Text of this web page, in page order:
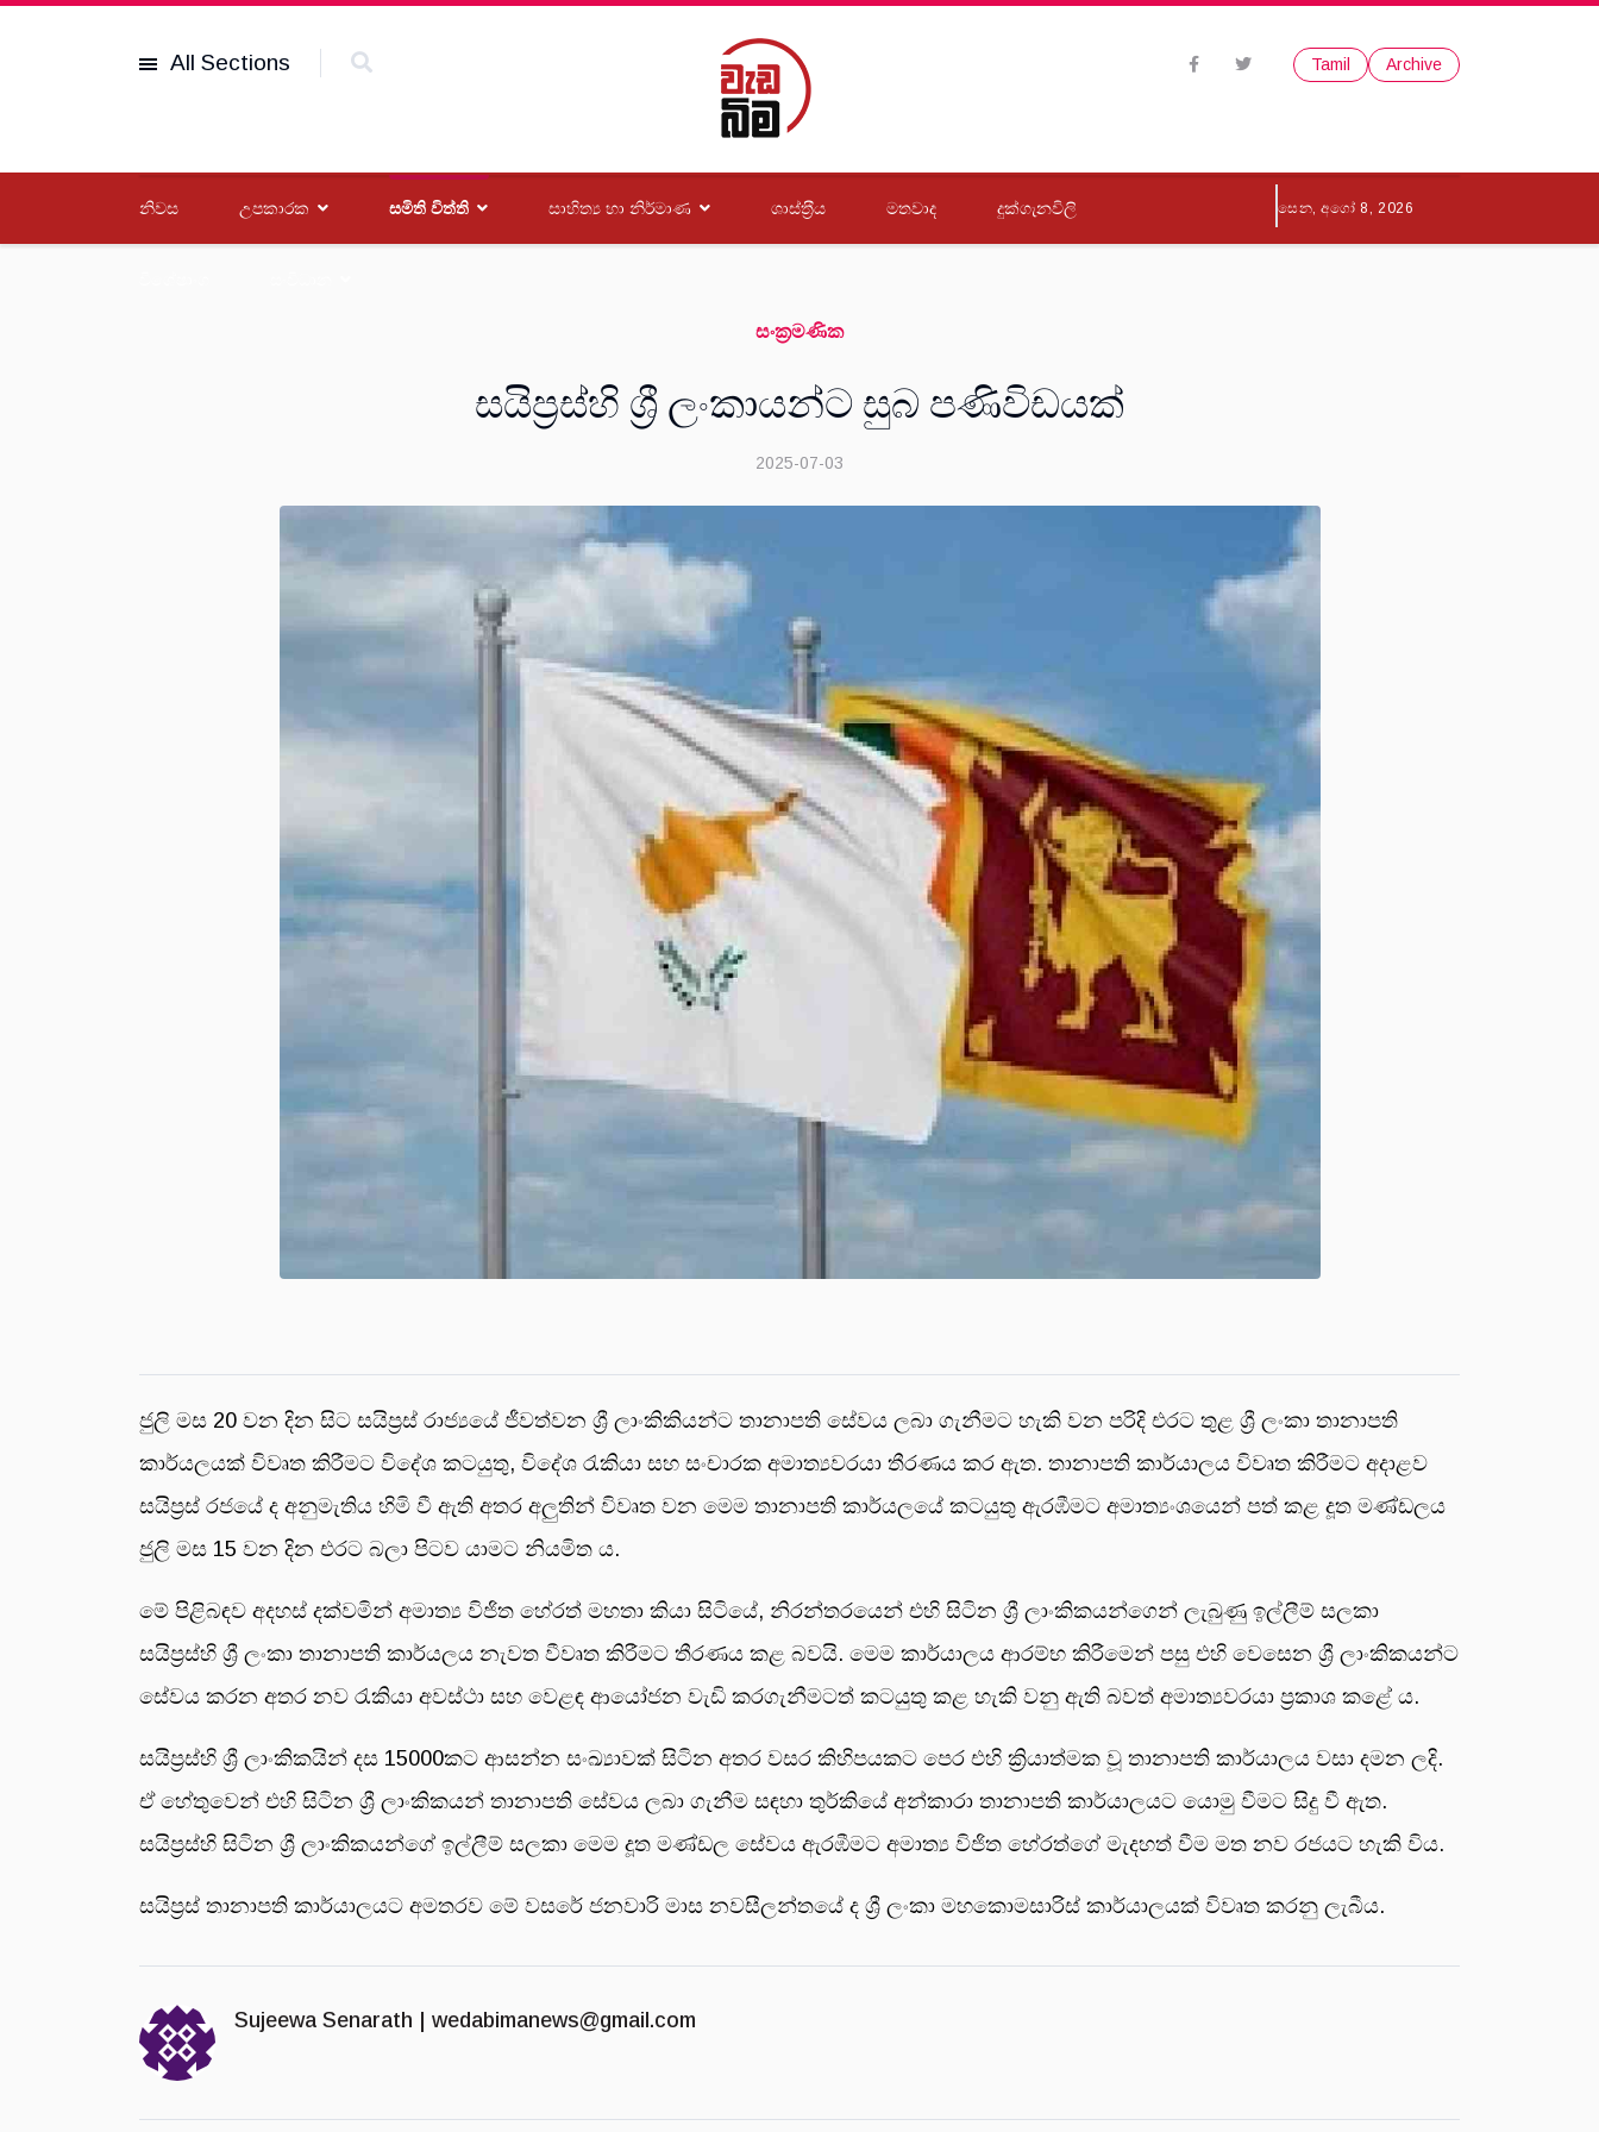
All Sections Tamil Archive
නිවස උපකාරක සමිති විත්ති සාහිත්‍ය හා නිර්මාණ ශාස්ත‍්‍රීය මතවාද දුක්ගැනවිලි සෙන, අගෝ 8, 2026
සංක‍්‍රමණික
සයිප්‍රස්හි ශ්‍රී ලංකායන්ට සුබ පණිවිඩයක්
2025-07-03
ජුලි මස 20 වන දින සිට සයිප්‍රස් රාජ්‍යයේ ජීවත්වන ශ්‍රී ලාංකිකියන්ට තානාපති සේවය ලබා ගැනීමට හැකි වන පරිදි එරට තුළ ශ්‍රී ලංකා තානාපති
කාර්යලයක් විවෘත කිරීමට විදේශ කටයුතු, විදේශ රැකියා සහ සංචාරක අමාත්‍යවරයා තීරණය කර ඇත. තානාපති කාර්යාලය විවෘත කිරීමට අදාළව
සයිප්‍රස් රජයේ ද අනුමැතිය හිමි වී ඇති අතර අලුතින් විවෘත වන මෙම තානාපති කාර්යලයේ කටයුතු ඇරඹීමට අමාත්‍යංශයෙන් පත් කළ දූත මණ්ඩලය
ජුලි මස 15 වන දින එරට බලා පිටව යාමට නියමිත ය.
මේ පිළිබඳව අදහස් දක්වමින් අමාත්‍ය විජිත හේරත් මහතා කියා සිටියේ, නිරන්තරයෙන් එහි සිටින ශ්‍රී ලාංකිකයන්ගෙන් ලැබුණු ඉල්ලීම් සලකා
සයිප්‍රස්හි ශ්‍රී ලංකා තානාපති කාර්යලය නැවත වීවෘත කිරීමට තීරණය කළ බවයි. මෙම කාර්යාලය ආරම්භ කිරීමෙන් පසු එහි වෙසෙන ශ්‍රී ලාංකිකයන්ට
සේවය කරන අතර නව රැකියා අවස්ථා සහ වෙළඳ ආයෝජන වැඩි කරගැනීමටත් කටයුතු කළ හැකි වනු ඇති බවත් අමාත්‍යවරයා ප්‍රකාශ කළේ ය.
සයිප්‍රස්හි ශ්‍රී ලාංකිකයින් දස 15000කට ආසන්න සංඛ්‍යාවක් සිටින අතර වසර කිහිපයකට පෙර එහි ක්‍රියාත්මක වූ තානාපති කාර්යාලය වසා දමන ලදි.
ඒ හේතුවෙන් එහි සිටින ශ්‍රී ලාංකිකයන් තානාපති සේවය ලබා ගැනීම සඳහා තුර්කියේ අන්කාරා තානාපති කාර්යාලයට යොමු වීමට සිදු වී ඇත.
සයිප්‍රස්හි සිටින ශ්‍රී ලාංකිකයන්ගේ ඉල්ලීම් සලකා මෙම දූත මණ්ඩල සේවය ඇරඹීමට අමාත්‍ය විජිත හේරත්ගේ මැදහත් වීම මත නව රජයට හැකි විය.
සයිප්‍රස් තානාපති කාර්යාලයට අමතරව මේ වසරේ ජනවාරි මාස නවසීලන්තයේ ද ශ්‍රී ලංකා මහකොමසාරිස් කාර්යාලයක් විවෘත කරනු ලැබීය.
Sujeewa Senarath | wedabimanews@gmail.com